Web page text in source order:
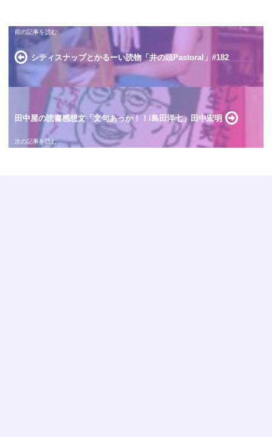
シティスナップとかるーい読物「井の頭Pastoral」#182
田中屋の読書感想文「文句あっか！！/島田洋七」田中宏明